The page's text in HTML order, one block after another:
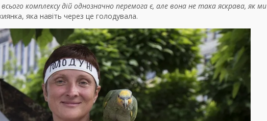
комплексу дій однозначно перемога є, але вона не така яскрава, як ми
яка навіть через це голодувала.